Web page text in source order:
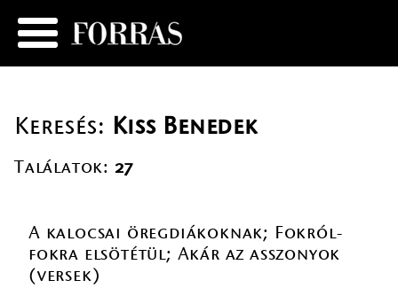
Keresés: Kiss Benedek
Találatok: 27
A kalocsai öregdiákoknak; Fokról-
fokra elsötétül; Akár az asszonyok
(versek)